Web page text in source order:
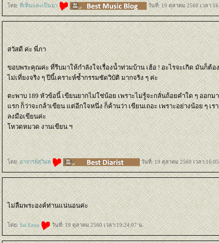
ดย:ที่เห็นและเป็นมา วันที่: 19 ตุลาคม 2560 เวลา
สวัสดี ค่ะ พี่ภา
ขอบพระคุณค่ะ ที่รีบมาให้กำลังใจเรื่องน้ำท่วมบ้าน เฮ้อ ! อะไรจะเกิด มันก็ต้
ไม่เที่ยงจริง ๆ ปีนี้เคราะห์ซ้ำกรรมซัดวิบัติ มากจริง ๆ ค่ะ
ตะพาบ 189 หัวข้อนี้ เขียนยากไม่ใช่น้อย เพราะไม่รู้จะกลั่นถ้อยคำใด ๆ ออ
รก ก็ว่าจะกล้าเขียน แต่อีกใจหนึ่ง ก็ค้านว่า เขียนเถอะ เพราะอย่างน้อย ๆ
ลงมือเขียนค่ะ
หวดหมวด งานเขียน ฯ
ดย:อาจารย์สุวิมล วันที่: 19 ตุลาคม 2560 เวลา
ไม่ลืมพระองค์ท่านแน่นอนค่ะ
ดย:Sai Eeuu วันที่: 19 ตุลาคม 2560 เวลา:19:24:07 น.